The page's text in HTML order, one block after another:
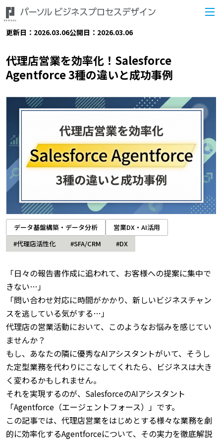
更新日：2026.03.06公開日：2026.03.06
代理店営業を効率化！Salesforce
Agentforce 3種の違いと成功事例
データ基盤構築・データ分析
営業DX・AI活用
#代理店活性化
#SFA/CRM #DX
「日々の報告書作成に追われて、お客様への提案に集中で
きない…」
「問い合わせ対応に時間がかかり、新しいビジネスチャン
スを逃している気がする…」
代理店の営業活動において、このようなお悩みを感じてい
ませんか？
もし、あなたの隣に優秀なAIアシスタントがいて、そうし
た定型業務を代わりにこなしてくれたら、ビジネスは大き
く変わるかもしれません。
それを実現するのが、SalesforceのAIアシスタント
「Agentforce（エージェントフォース）」です。
この記事では、代理店営業をはじめとする様々な業務を劇
的に効率化するAgentforceについて、その実力を徹底解説